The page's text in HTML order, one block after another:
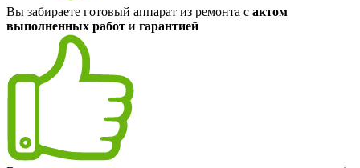
Вы забираете готовый аппарат из ремонта с актом
выполненных работ и гарантией